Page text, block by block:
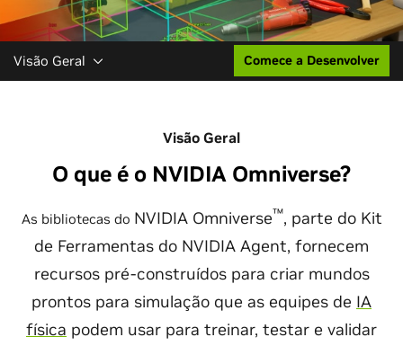
Visão Geral Comece a Desenvolver
Visão Geral
O que é o NVIDIA Omniverse?
As bibliotecas do NVIDIA Omniverse™, parte do Kit
de Ferramentas do NVIDIA Agent, fornecem
recursos pré-construídos para criar mundos
prontos para simulação que as equipes de IA
física podem usar para treinar, testar e validar